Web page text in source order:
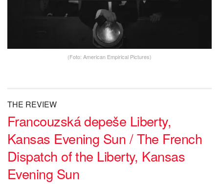
(Foto: American Empirical Pictures)
THE REVIEW
Francouzská depeše Liberty,
Kansas Evening Sun / The French
Dispatch of the Liberty, Kansas
Evening Sun